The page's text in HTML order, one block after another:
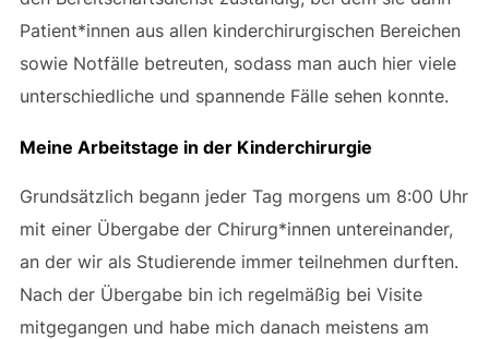
Patient*innen aus allen kinderchirurgischen Bereichen
sowie Notfälle betreuten, sodass man auch hier viele
unterschiedliche und spannende Fälle sehen konnte.
Meine Arbeitstage in der Kinderchirurgie
Grundsätzlich begann jeder Tag morgens um 8:00 Uhr
mit einer Übergabe der Chirurg*innen untereinander,
an der wir als Studierende immer teilnehmen durften.
Nach der Übergabe bin ich regelmäßig bei Visite
mitgegangen und habe mich danach meistens am